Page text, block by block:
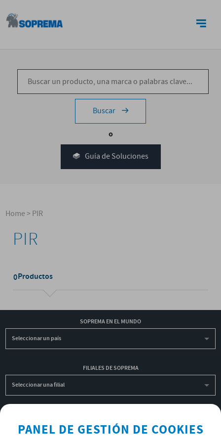
Buscar
o
Guía de Soluciones
Home>PIR
PIR
0Productos
SOPREMA EN EL MUNDO
Seleccionar un país
FILIALES DE SOPREMA
Seleccionar una filial
OK
PANEL DE GESTIÓN DE COOKIES